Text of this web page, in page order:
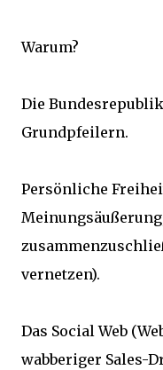
Warum?
Die
Grundpfeilern.
Persönliche
vernetzen).
Das Social Web
wabberiger Sales-